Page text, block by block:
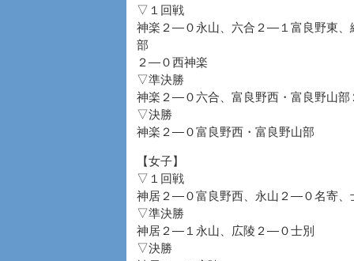
▽１回戦
神楽２―０永山、六合２―１富良野東
部
２―０西神楽
▽準決勝
神楽２―０六合、富良野西・富良野山
▽決勝
神楽２―０富良野西・富良野山部
【女子】
▽１回戦
神居２―０富良野西、永山２―０名寄
▽準決勝
神居２―１永山、広陵２―０士別
▽決勝